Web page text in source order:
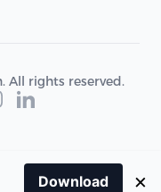
All rights reserved.
Download ×